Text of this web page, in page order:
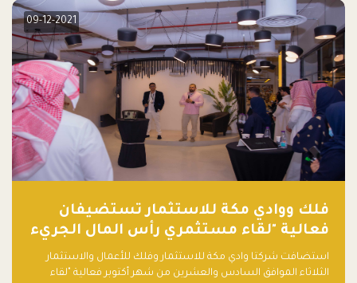
09-12-2021
فلك ووادي مكة للاستثمار تستضيفان
فعالية "لقاء مستثمري رأس المال الجريء
في المنطقة"
استضافت شركتا وادي مكة للاستثمار وفلك للأعمال والاستثمار
الثلاثاء الموافق السادس والعشرين من شهر أكتوبر فعالية "لقاء